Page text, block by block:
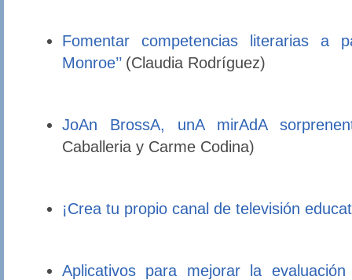
Fomentar competencias literarias a
Monroe’’ (Claudia Rodríguez)
JoAn BrossA, unA mirAdA
Caballeria y Carme Codina)
¡Crea tu propio canal de televisión
Aplicativos para mejorar la evaluación